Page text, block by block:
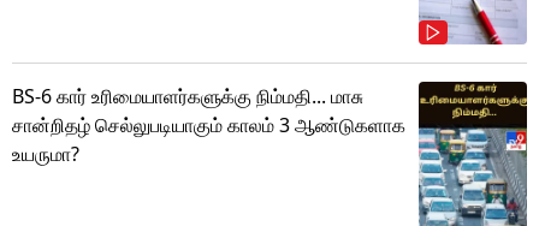
BS-6 கார் உரிமையாளர்களுக்கு நிம்மதி... மாசு
சான்றிதழ் செல்லுபடியாகும் காலம் 3 ஆண்டுகளாக
உயருமா?